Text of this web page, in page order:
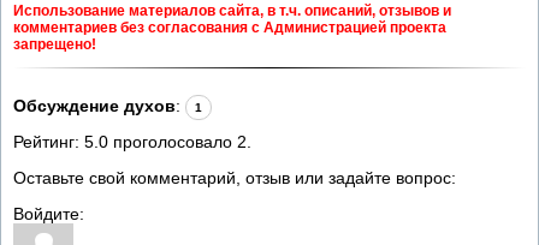
Использование материалов сайта, в т.ч. описаний, отзывов и
комментариев без согласования с Администрацией проекта
запрещено!
Обсуждение духов: 1
Рейтинг: 5.0 проголосовало 2
Оставьте свой комментарий, отзыв или задайте вопрос:
Войдите: